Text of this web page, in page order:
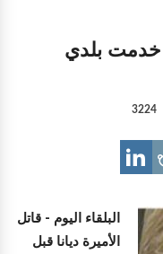
خدمت بلدي
البلقاء اليوم - قاتل
الأميرة ديانا قبل